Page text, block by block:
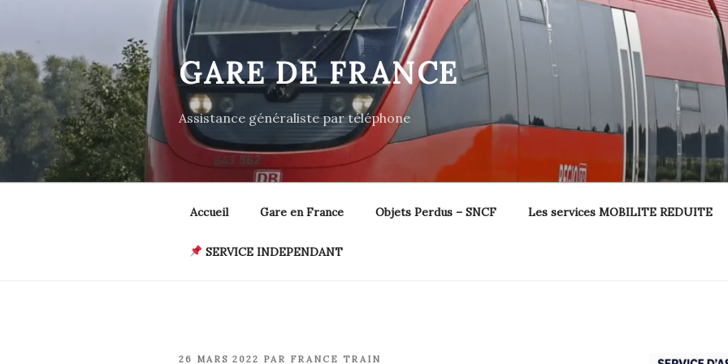
contenu
principal
GARE DE FRANCE
Assistance généraliste par téléphone
Accueil Gare en France Objets Perdus – SNCF Les services MOBILITE REDUITE
SERVICE INDEPENDANT
PUBLIÉ
26 MARS 2022 PAR FRANCE TRAIN